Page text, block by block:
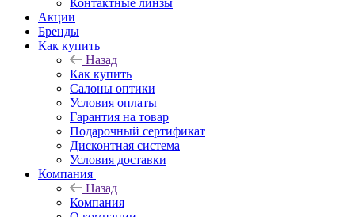
Контактные линзы
Акции
Бренды
Как купить
Назад
Как купить
Салоны оптики
Условия оплаты
Гарантия на товар
Подарочный сертификат
Дисконтная система
Условия доставки
Компания
Назад
Компания